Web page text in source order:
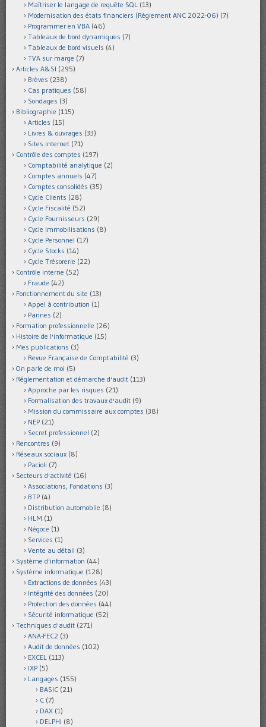
Maîtriser le langage de requête SQL (13)
Modernisation des états financiers (Règlement ANC 2022-06) (7)
Programmer en VBA (46)
Tableaux de bord dynamiques (7)
Tableaux de bord visuels (4)
TVA sur marge (7)
Articles A&SI (295)
Brèves (238)
Cas pratiques (58)
Sondages (3)
Bibliographie (115)
Articles (15)
Livres & ouvrages (33)
Sites internet (71)
Contrôle des comptes (197)
Comptabilité analytique (2)
Comptes annuels (47)
Comptes consolidés (35)
Cycle Clients (28)
Cycle Fiscalité (52)
Cycle Fournisseurs (29)
Cycle Immobilisations (8)
Cycle Personnel (17)
Cycle Stocks (14)
Cycle Trésorerie (22)
Contrôle interne (52)
Fraude (42)
Fonctionnement du site (13)
Appel à contribution (1)
Pannes (2)
Formation professionnelle (26)
Histoire de l'informatique (15)
Mes publications (3)
Revue Française de Comptabilité (3)
On parle de moi (5)
Réglementation et démarche d'audit (113)
Approche par les risques (21)
Formalisation des travaux d'audit (9)
Mission du commissaire aux comptes (38)
NEP (21)
Secret professionnel (2)
Rencontres (9)
Réseaux sociaux (8)
Pacioli (7)
Secteurs d'activité (16)
Associations, Fondations (3)
BTP (4)
Distribution automobile (8)
HLM (1)
Négoce (1)
Services (1)
Vente au détail (3)
Système d'information (44)
Système informatique (128)
Extractions de données (43)
Intégrité des données (20)
Protection des données (44)
Sécurité informatique (52)
Techniques d'audit (271)
ANA-FEC2 (3)
Audit de données (102)
EXCEL (113)
IXP (5)
Langages (155)
BASIC (21)
C (7)
DAX (1)
DELPHI (8)